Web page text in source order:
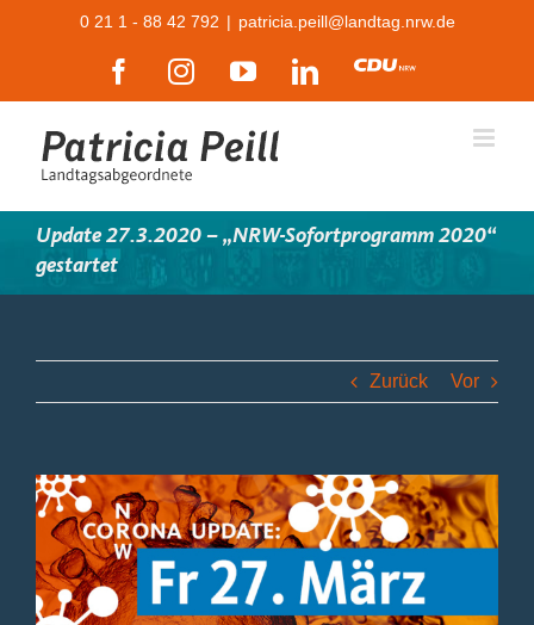
0 21 1 - 88 42 792 | patricia.peill@landtag.nrw.de
FacebookInstagramYouTubeLinkedIn
CDU
Update 27.3.2020 – „NRW-Sofortprogramm 2020“
gestartet
Zurück Vor
Zeige
grösseres
Bild